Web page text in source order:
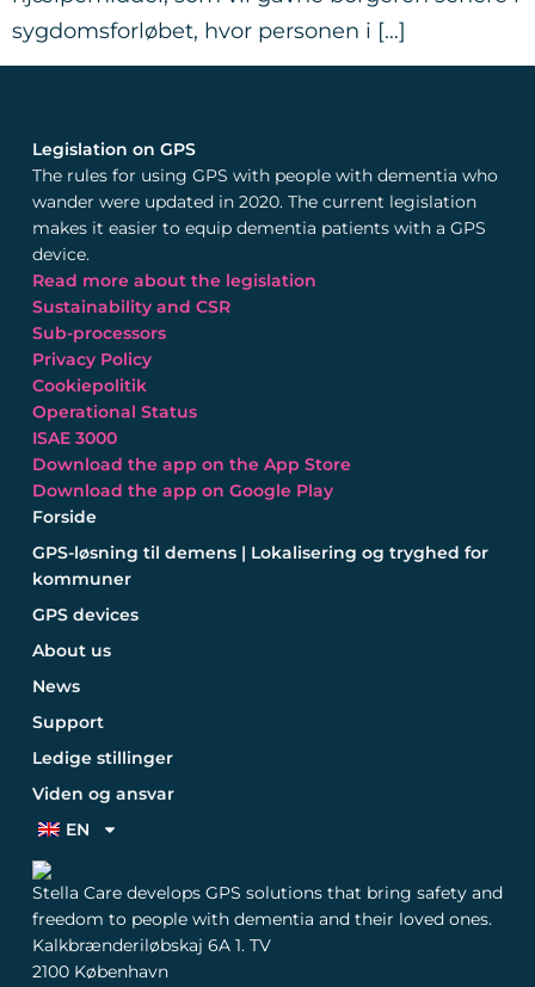
sygdomsforløbet, hvor personen i […]
Legislation on GPS
The rules for using GPS with people with dementia who
wander were updated in 2020. The current legislation
makes it easier to equip dementia patients with a GPS
device.
Read more about the legislation
Sustainability and CSR
Sub-processors
Privacy Policy
Cookiepolitik
Operational Status
ISAE 3000
Download the app on the App Store
Download the app on Google Play
Forside
GPS-løsning til demens | Lokalisering og tryghed for
kommuner
GPS devices
About us
News
Support
Ledige stillinger
Viden og ansvar
EN
Stella Care develops GPS solutions that bring safety and
freedom to people with dementia and their loved ones.
Kalkbrænderiløbskaj 6A 1. TV
2100 København